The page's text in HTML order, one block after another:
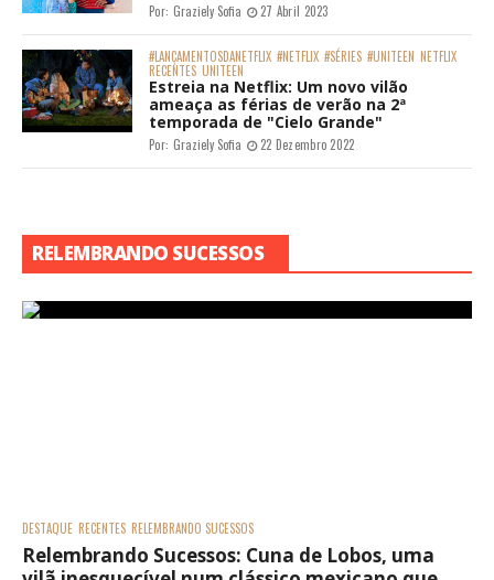
Por: Graziely Sofia 27 Abril 2023
#LANÇAMENTOSDANETFLIX #NETFLIX #SÉRIES #UNITEEN NETFLIX
RECENTES UNITEEN
Estreia na Netflix: Um novo vilão
ameaça as férias de verão na 2ª
temporada de "Cielo Grande"
Por: Graziely Sofia 22 Dezembro 2022
RELEMBRANDO SUCESSOS
DESTAQUE RECENTES RELEMBRANDO SUCESSOS
Relembrando Sucessos: Cuna de Lobos, uma